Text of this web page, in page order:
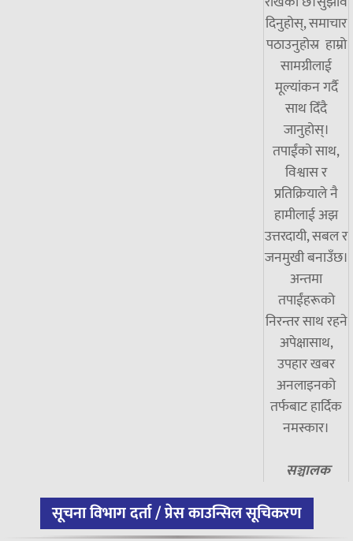
दिनुहोस्, समाचार
पठाउनुहोस्र हाम्रो
सामग्रीलाई
मूल्यांकन गर्दै
साथ दिँदै
जानुहोस्।
तपाईंको साथ,
विश्वास र
प्रतिक्रियाले नै
हामीलाई अझ
उत्तरदायी, सबल र
जनमुखी बनाउँछ।
अन्तमा
तपाईंहरूको
निरन्तर साथ रहने
अपेक्षासाथ,
उपहार खबर
अनलाइनको
तर्फबाट हार्दिक
नमस्कार।
सञ्चालक
सूचना विभाग दर्ता / प्रेस काउन्सिल सूचिकरण